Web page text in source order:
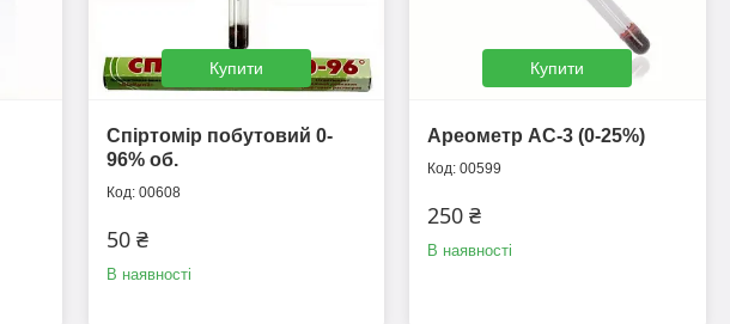
Купити
Спіртомір побутовий 0-
96% об.
00608
50 ₴
В наявності
Купити
Ареометр АС-3 (0-25%)
00599
250 ₴
В наявності